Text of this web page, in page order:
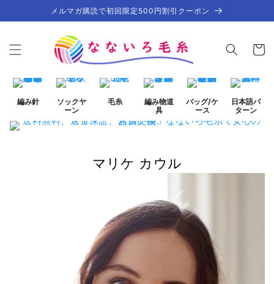
進む
メルマガ購読で初回限定500円割引クーポン
ー
編み針
ソックヤ
ーン
毛糸
編み物道
具
バッグ/ケ
ース
日本語パ
ターン
マリケ カウル